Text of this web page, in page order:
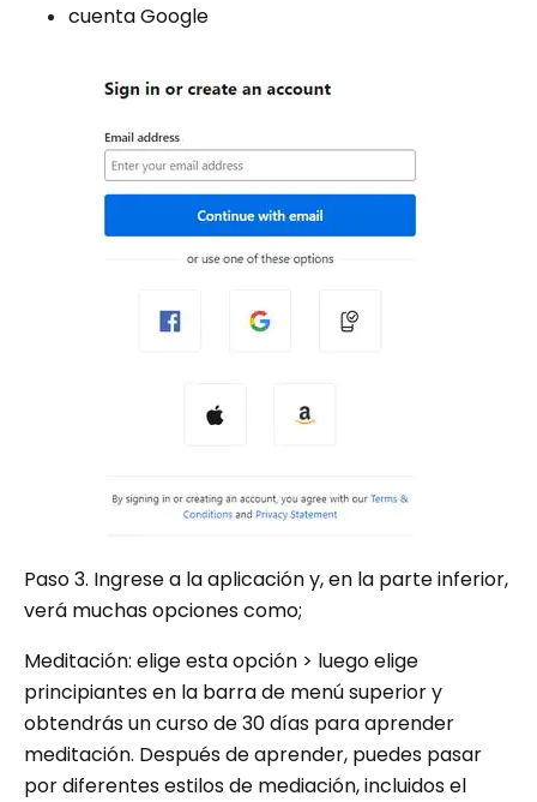
cuenta Google
Paso 3. Ingrese a la aplicación y, en la parte inferior,
verá muchas opciones como;
Meditación: elige esta opción > luego elige
principiantes en la barra de menú superior y
obtendrás un curso de 30 días para aprender
meditación. Después de aprender, puedes pasar
por diferentes estilos de mediación, incluidos el